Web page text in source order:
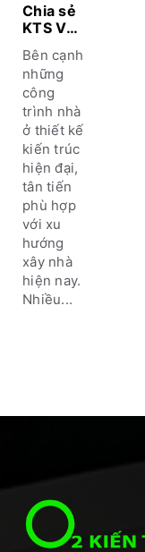
Chia sẻ
KTS Võ
“nét quê
giữa
lòng
phố thị”
Bên cạnh
những
công
trình nhà
ở thiết kế
kiến trúc
hiện đại,
tân tiến
phù hợp
với xu
hướng
xây nhà
hiện nay.
Nhiều...